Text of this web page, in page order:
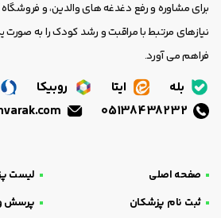
برای مشاوره و رفع دغدغه های والدین، و
نیازهای مرتبط با مراقبت و رشد کودک را به
فراهم می آورد.
بله ایتا روبیکا
صفحه اصلی
لیست
ثبت نام پزشکان
پرسش